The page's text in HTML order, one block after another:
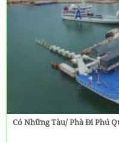
Có Những Tàu/ Phà Đi Phú